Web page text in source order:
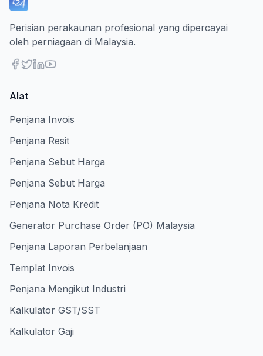
Perisian perakaunan profesional yang dipercayai
oleh perniagaan di Malaysia.
Alat
Penjana Invois
Penjana Resit
Penjana Sebut Harga
Penjana Sebut Harga
Penjana Nota Kredit
Generator Purchase Order (PO) Malaysia
Penjana Laporan Perbelanjaan
Templat Invois
Penjana Mengikut Industri
Kalkulator GST/SST
Kalkulator Gaji